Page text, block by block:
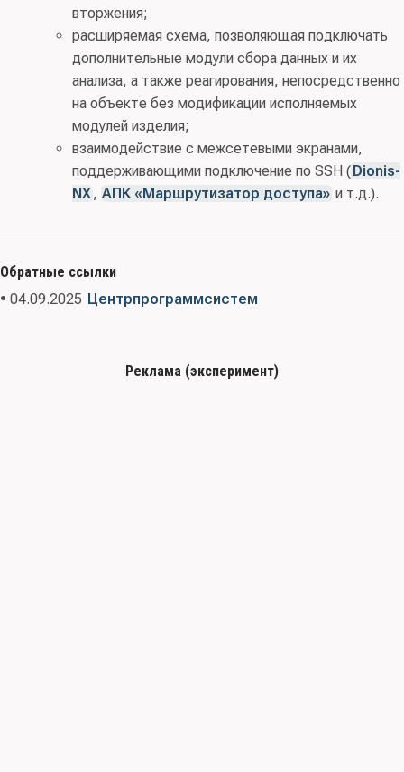
вторжения;
расширяемая схема, позволяющая подключать
дополнительные модули сбора данных и их
анализа, а также реагирования, непосредственно
на объекте без модификации исполняемых
модулей изделия;
взаимодействие с межсетевыми экранами,
поддерживающими подключение по SSH (Dionis-
NX, АПК «Маршрутизатор доступа» и т.д.).
Обратные ссылки
• 04.09.2025 Центрпрограммсистем
Реклама (эксперимент)